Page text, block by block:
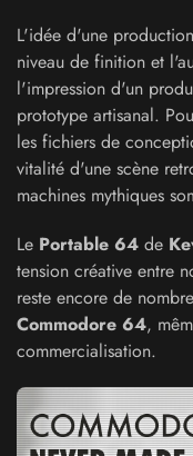
L'idée d'une
niveau de finition et
l'impression d'un
prototype artisanal.
les fichiers de
vitalité d'une scène
machines mythiques
Le Portable 64 de
tension créative entre
reste encore de
Commodore 64,
commercialisation.